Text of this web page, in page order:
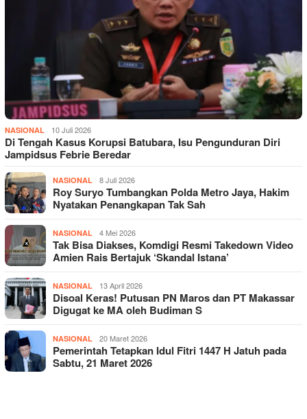
NASIONAL 10 Juli 2026
Di Tengah Kasus Korupsi Batubara, Isu Pengunduran Diri
Jampidsus Febrie Beredar
NASIONAL 8 Juli 2026
Roy Suryo Tumbangkan Polda Metro Jaya, Hakim
Nyatakan Penangkapan Tak Sah
NASIONAL 4 Mei 2026
Tak Bisa Diakses, Komdigi Resmi Takedown Video
Amien Rais Bertajuk ‘Skandal Istana’
NASIONAL 13 April 2026
Disoal Keras! Putusan PN Maros dan PT Makassar
Digugat ke MA oleh Budiman S
NASIONAL 20 Maret 2026
Pemerintah Tetapkan Idul Fitri 1447 H Jatuh pada
Sabtu, 21 Maret 2026